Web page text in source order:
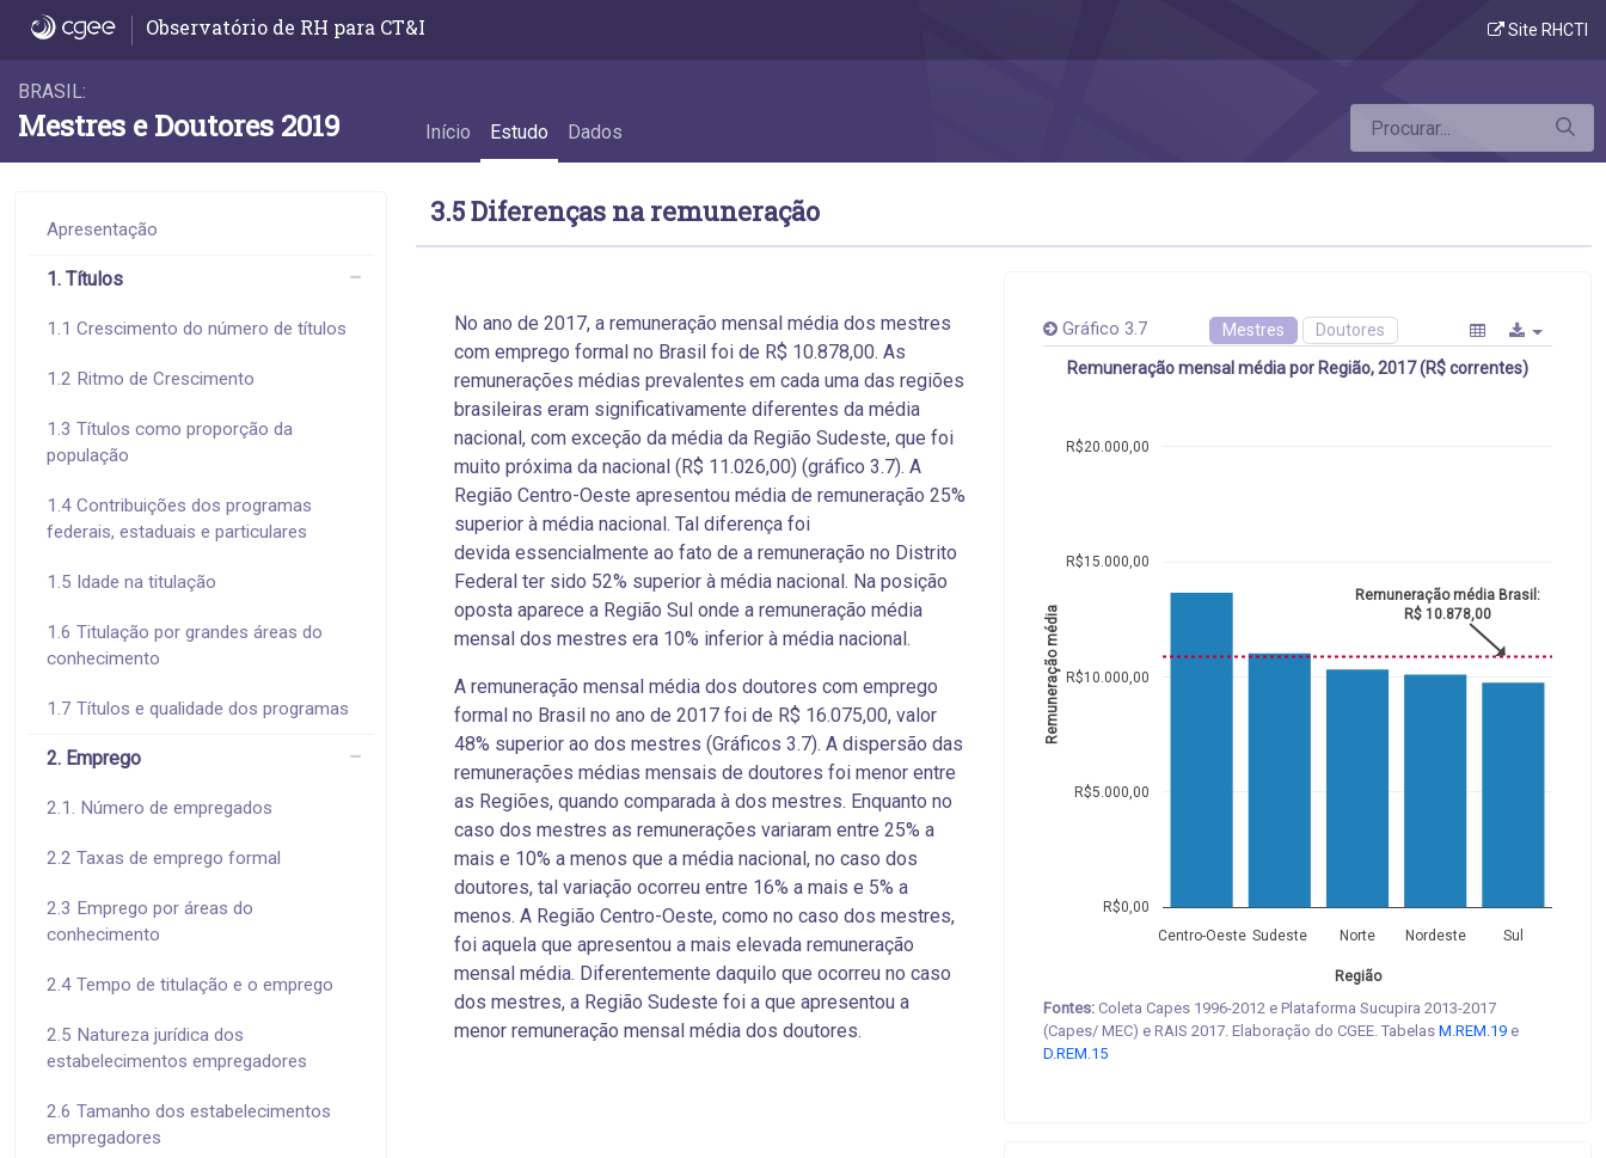
3.5 Diferenças na remuneração - 3.5 Diferenças na remuneração
Observatório de RH para CT&I Site RHCTI
BRASIL:
Mestres e Doutores 2019 Início Estudo Dados
Apresentação
1. Títulos
1.1 Crescimento do número de títulos
1.2 Ritmo de Crescimento
1.3 Títulos como proporção da
população
1.4 Contribuições dos programas
federais, estaduais e particulares
1.5 Idade na titulação
1.6 Titulação por grandes áreas do
conhecimento
1.7 Títulos e qualidade dos programas
2. Emprego
2.1. Número de empregados
2.2 Taxas de emprego formal
2.3 Emprego por áreas do
conhecimento
2.4 Tempo de titulação e o emprego
2.5 Natureza jurídica dos
estabelecimentos empregadores
2.6 Tamanho dos estabelecimentos
empregadores
3.5 Diferenças na remuneração
No ano de 2017, a remuneração mensal média dos mestres
com emprego formal no Brasil foi de R$ 10.878,00. As
remunerações médias prevalentes em cada uma das regiões
brasileiras eram significativamente diferentes da média
nacional, com exceção da média da Região Sudeste, que foi
muito próxima da nacional (R$ 11.026,00) (gráfico 3.7). A
Região Centro-Oeste apresentou média de remuneração 25%
superior à média nacional. Tal diferença foi
devida essencialmente ao fato de a remuneração no Distrito
Federal ter sido 52% superior à média nacional. Na posição
oposta aparece a Região Sul onde a remuneração média
mensal dos mestres era 10% inferior à média nacional.
A remuneração mensal média dos doutores com emprego
formal no Brasil no ano de 2017 foi de R$ 16.075,00, valor
48% superior ao dos mestres (Gráficos 3.7). A dispersão das
remunerações médias mensais de doutores foi menor entre
as Regiões, quando comparada à dos mestres. Enquanto no
caso dos mestres as remunerações variaram entre 25% a
mais e 10% a menos que a média nacional, no caso dos
doutores, tal variação ocorreu entre 16% a mais e 5% a
menos. A Região Centro-Oeste, como no caso dos mestres,
foi aquela que apresentou a mais elevada remuneração
mensal média. Diferentemente daquilo que ocorreu no caso
dos mestres, a Região Sudeste foi a que apresentou a
menor remuneração mensal média dos doutores.
Gráfico 3.7 Mestres Doutores
Remuneração mensal média por Região, 2017 (R$ correntes)
Centro-Oeste Sudeste Norte Nordeste Sul
R$0,00
R$5.000,00
R$10.000,00
R$15.000,00
R$20.000,00
Região
Remuneração média
Remuneração média Brasil:
R$ 10.878,00
Fontes: Coleta Capes 1996-2012 e Plataforma Sucupira 2013-2017
(Capes/ MEC) e RAIS 2017. Elaboração do CGEE. Tabelas M.REM.19 e
D.REM.15